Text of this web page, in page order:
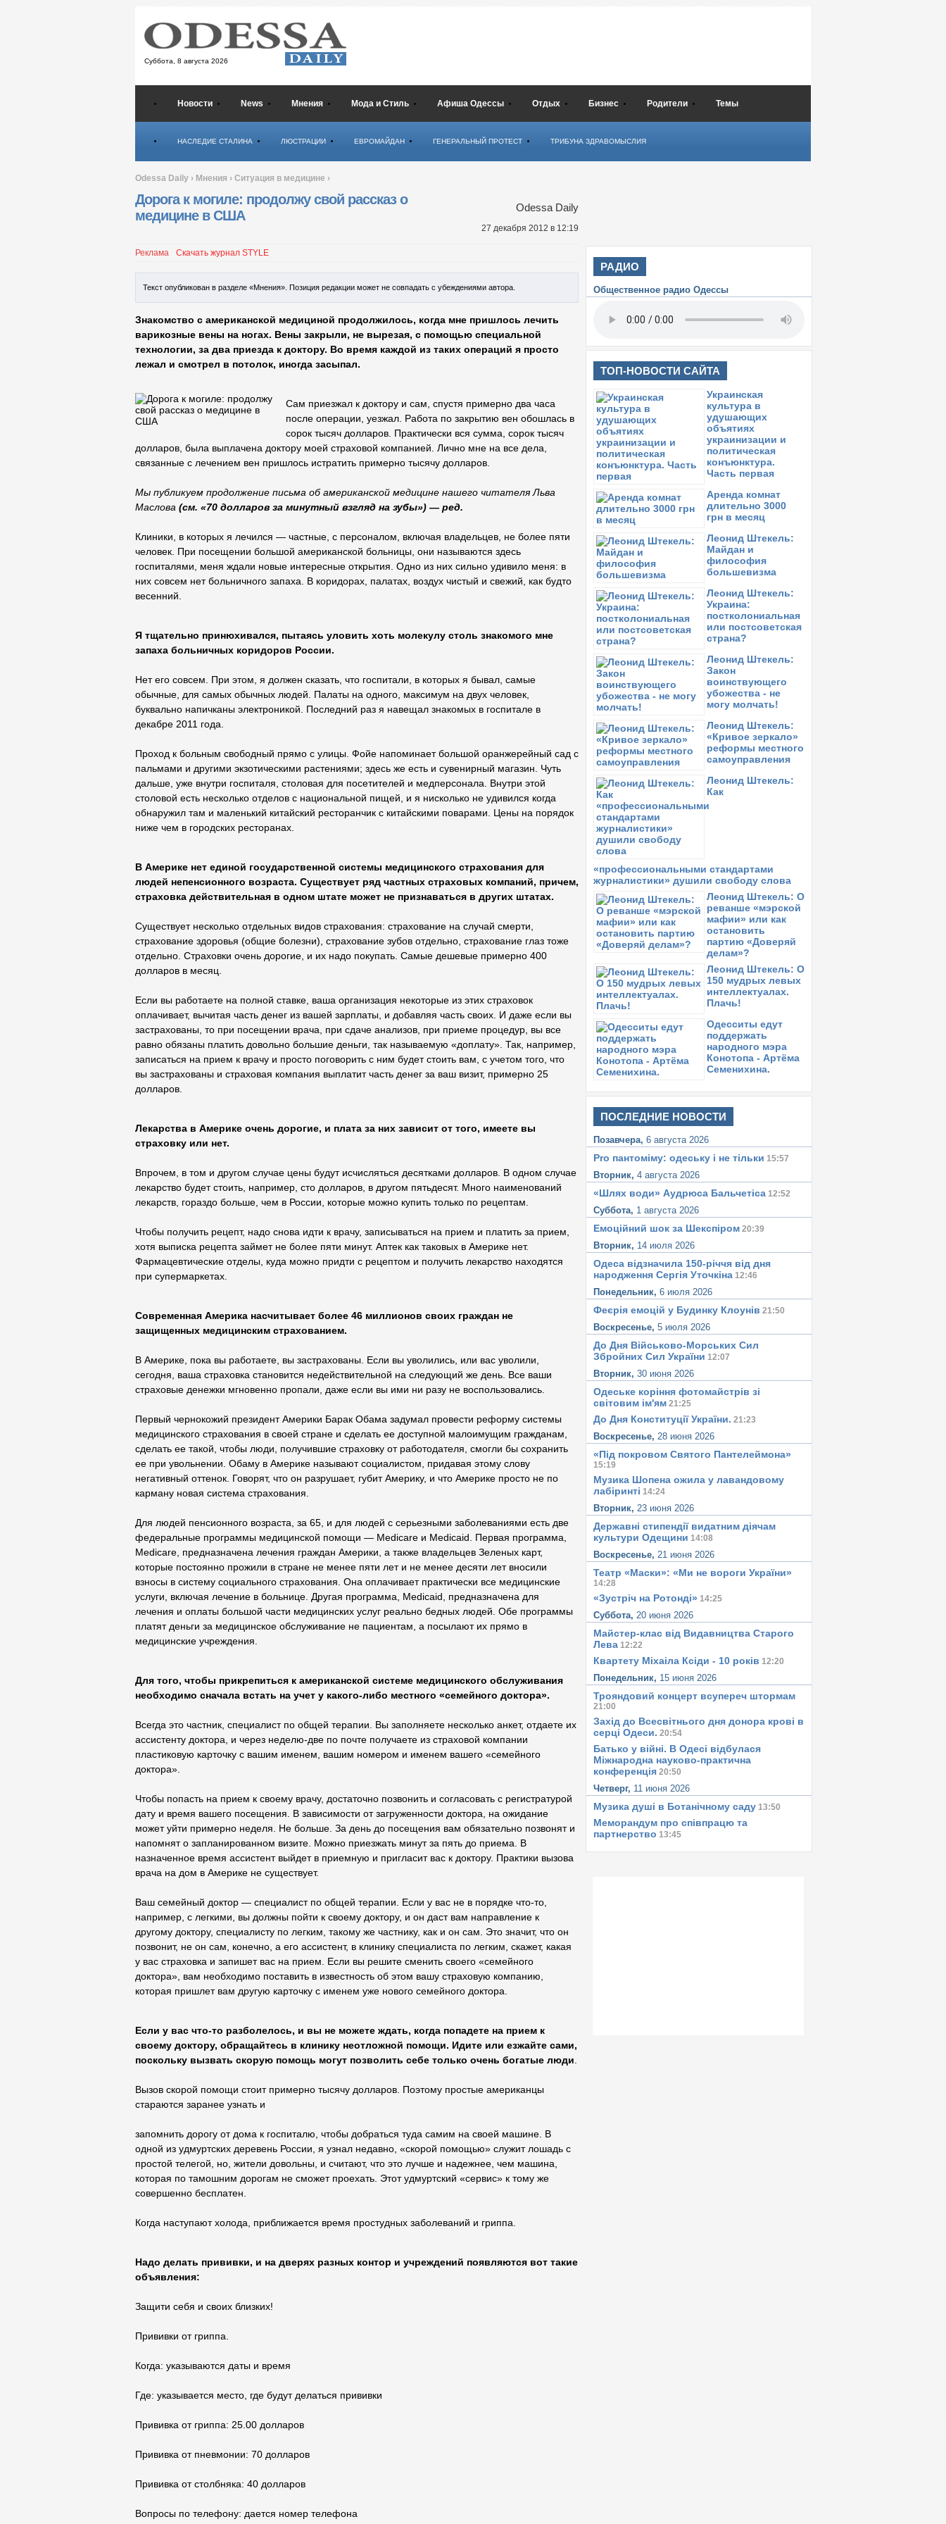
Суббота, 8 августа 2026
Новости News Мнения Мода и Стиль Афиша Одессы Отдых Бизнес Родители Темы
НАСЛЕДИЕ СТАЛИНА ЛЮСТРАЦИИ ЕВРОМАЙДАН ГЕНЕРАЛЬНЫЙ ПРОТЕСТ ТРИБУНА ЗДРАВОМЫСЛИЯ
Odessa Daily › Мнения › Ситуация в медицине ›
Дорога к могиле: продолжу свой рассказ о
медицине в США
Odessa Daily
27 декабря 2012 в 12:19
Реклама Скачать журнал STYLE
Текст опубликован в разделе «Мнения». Позиция редакции может не совпадать с убеждениями автора.
Знакомство с американской медициной продолжилось, когда мне пришлось лечить
варикозные вены на ногах. Вены закрыли, не вырезая, с помощью специальной
технологии, за два приезда к доктору. Во время каждой из таких операций я просто
лежал и смотрел в потолок, иногда засыпал.
Сам приезжал к доктору и сам, спустя примерно два часа
после операции, уезжал. Работа по закрытию вен обошлась в
сорок тысяч долларов. Практически вся сумма, сорок тысяч
долларов, была выплачена доктору моей страховой компанией. Лично мне на все дела,
связанные с лечением вен пришлось истратить примерно тысячу долларов.
Мы публикуем продолжение письма об американской медицине нашего читателя Льва
Маслова (см. «70 долларов за минутный взгляд на зубы») — ред.
Клиники, в которых я лечился — частные, с персоналом, включая владельцев, не более пяти
человек. При посещении большой американской больницы, они называются здесь
госпиталями, меня ждали новые интересные открытия. Одно из них сильно удивило меня: в
них совсем нет больничного запаха. В коридорах, палатах, воздух чистый и свежий, как будто
весенний.
Я тщательно принюхивался, пытаясь уловить хоть молекулу столь знакомого мне
запаха больничных коридоров России.
Нет его совсем. При этом, я должен сказать, что госпитали, в которых я бывал, самые
обычные, для самых обычных людей. Палаты на одного, максимум на двух человек,
буквально напичканы электроникой. Последний раз я навещал знакомых в госпитале в
декабре 2011 года.
Проход к больным свободный прямо с улицы. Фойе напоминает большой оранжерейный сад с
пальмами и другими экзотическими растениями; здесь же есть и сувенирный магазин. Чуть
дальше, уже внутри госпиталя, столовая для посетителей и медперсонала. Внутри этой
столовой есть несколько отделов с национальной пищей, и я нисколько не удивился когда
обнаружил там и маленький китайский ресторанчик с китайскими поварами. Цены на порядок
ниже чем в городских ресторанах.
В Америке нет единой государственной системы медицинского страхования для
людей непенсионного возраста. Существует ряд частных страховых компаний, причем,
страховка действительная в одном штате может не признаваться в других штатах.
Существует несколько отдельных видов страхования: страхование на случай смерти,
страхование здоровья (общие болезни), страхование зубов отдельно, страхование глаз тоже
отдельно. Страховки очень дорогие, и их надо покупать. Самые дешевые примерно 400
долларов в месяц.
Если вы работаете на полной ставке, ваша организация некоторые из этих страховок
оплачивает, вычитая часть денег из вашей зарплаты, и добавляя часть своих. И даже если вы
застрахованы, то при посещении врача, при сдаче анализов, при приеме процедур, вы все
равно обязаны платить довольно большие деньги, так называемую «доплату». Так, например,
записаться на прием к врачу и просто поговорить с ним будет стоить вам, с учетом того, что
вы застрахованы и страховая компания выплатит часть денег за ваш визит, примерно 25
долларов.
Лекарства в Америке очень дорогие, и плата за них зависит от того, имеете вы
страховку или нет.
Впрочем, в том и другом случае цены будут исчисляться десятками долларов. В одном случае
лекарство будет стоить, например, сто долларов, в другом пятьдесят. Много наименований
лекарств, гораздо больше, чем в России, которые можно купить только по рецептам.
Чтобы получить рецепт, надо снова идти к врачу, записываться на прием и платить за прием,
хотя выписка рецепта займет не более пяти минут. Аптек как таковых в Америке нет.
Фармацевтические отделы, куда можно придти с рецептом и получить лекарство находятся
при супермаркетах.
Современная Америка насчитывает более 46 миллионов своих граждан не
защищенных медицинским страхованием.
В Америке, пока вы работаете, вы застрахованы. Если вы уволились, или вас уволили,
сегодня, ваша страховка становится недействительной на следующий же день. Все ваши
страховые денежки мгновенно пропали, даже если вы ими ни разу не воспользовались.
Первый чернокожий президент Америки Барак Обама задумал провести реформу системы
медицинского страхования в своей стране и сделать ее доступной малоимущим гражданам,
сделать ее такой, чтобы люди, получившие страховку от работодателя, смогли бы сохранить
ее при увольнении. Обаму в Америке называют социалистом, придавая этому слову
негативный оттенок. Говорят, что он разрушает, губит Америку, и что Америке просто не по
карману новая система страхования.
Для людей пенсионного возраста, за 65, и для людей с серьезными заболеваниями есть две
федеральные программы медицинской помощи — Medicare и Medicaid. Первая программа,
Medicare, предназначена лечения граждан Америки, а также владельцев Зеленых карт,
которые постоянно прожили в стране не менее пяти лет и не менее десяти лет вносили
взносы в систему социального страхования. Она оплачивает практически все медицинские
услуги, включая лечение в больнице. Другая программа, Medicaid, предназначена для
лечения и оплаты большой части медицинских услуг реально бедных людей. Обе программы
платят деньги за медицинское обслуживание не пациентам, а посылают их прямо в
медицинские учреждения.
Для того, чтобы прикрепиться к американской системе медицинского обслуживания
необходимо сначала встать на учет у какого-либо местного «семейного доктора».
Всегда это частник, специалист по общей терапии. Вы заполняете несколько анкет, отдаете их
ассистенту доктора, и через неделю-две по почте получаете из страховой компании
пластиковую карточку с вашим именем, вашим номером и именем вашего «семейного
доктора».
Чтобы попасть на прием к своему врачу, достаточно позвонить и согласовать с регистратурой
дату и время вашего посещения. В зависимости от загруженности доктора, на ожидание
может уйти примерно неделя. Не больше. За день до посещения вам обязательно позвонят и
напомнят о запланированном визите. Можно приезжать минут за пять до приема. В
назначенное время ассистент выйдет в приемную и пригласит вас к доктору. Практики вызова
врача на дом в Америке не существует.
Ваш семейный доктор — специалист по общей терапии. Если у вас не в порядке что-то,
например, с легкими, вы должны пойти к своему доктору, и он даст вам направление к
другому доктору, специалисту по легким, такому же частнику, как и он сам. Это значит, что он
позвонит, не он сам, конечно, а его ассистент, в клинику специалиста по легким, скажет, какая
у вас страховка и запишет вас на прием. Если вы решите сменить своего «семейного
доктора», вам необходимо поставить в известность об этом вашу страховую компанию,
которая пришлет вам другую карточку с именем уже нового семейного доктора.
Если у вас что-то разболелось, и вы не можете ждать, когда попадете на прием к
своему доктору, обращайтесь в клинику неотложной помощи. Идите или езжайте сами,
поскольку вызвать скорую помощь могут позволить себе только очень богатые люди.
Вызов скорой помощи стоит примерно тысячу долларов. Поэтому простые американцы
стараются заранее узнать и
запомнить дорогу от дома к госпиталю, чтобы добраться туда самим на своей машине. В
одной из удмуртских деревень России, я узнал недавно, «скорой помощью» служит лошадь с
простой телегой, но, жители довольны, и считают, что это лучше и надежнее, чем машина,
которая по тамошним дорогам не сможет проехать. Этот удмуртский «сервис» к тому же
совершенно бесплатен.
Когда наступают холода, приближается время простудных заболеваний и гриппа.
Надо делать прививки, и на дверях разных контор и учреждений появляются вот такие
объявления:
Защити себя и своих близких!
Прививки от гриппа.
Когда: указываются даты и время
Где: указывается место, где будут делаться прививки
Прививка от гриппа: 25.00 долларов
Прививка от пневмонии: 70 долларов
Прививка от столбняка: 40 долларов
Вопросы по телефону: дается номер телефона
РАДИО
Общественное радио Одессы
ТОП-НОВОСТИ САЙТА
Украинская
культура в
удушающих
объятиях
украинизации и
политическая
конъюнктура.
Часть первая
Аренда комнат
длительно 3000
грн в месяц
Леонид Штекель:
Майдан и
философия
большевизма
Леонид Штекель:
Украина:
постколониальная
или постсоветская
страна?
Леонид Штекель:
Закон
воинствующего
убожества - не
могу молчать!
Леонид Штекель:
«Кривое зеркало»
реформы местного
самоуправления
Леонид Штекель:
Как
«профессиональными стандартами
журналистики» душили свободу слова
Леонид Штекель: О
реванше «мэрской
мафии» или как
остановить
партию «Доверяй
делам»?
Леонид Штекель: О
150 мудрых левых
интеллектуалах.
Плачь!
Одесситы едут
поддержать
народного мэра
Конотопа - Артёма
Семенихина.
ПОСЛЕДНИЕ НОВОСТИ
Позавчера, 6 августа 2026
Pro пантоміму: одеську i не тiльки 15:57
Вторник, 4 августа 2026
«Шлях води» Аудрюса Бальчетiса 12:52
Суббота, 1 августа 2026
Емоційний шок за Шекспіром 20:39
Вторник, 14 июля 2026
Одеса відзначила 150-річчя від дня
народження Сергія Уточкіна 12:46
Понедельник, 6 июля 2026
Феєрія емоцій у Будинку Клоунів 21:50
Воскресенье, 5 июля 2026
До Дня Військово-Морських Сил
Збройних Сил України 12:07
Вторник, 30 июня 2026
Одеське корiння фотомайстрiв зі
світовим iм'ям 21:25
До Дня Конституцiї України. 21:23
Воскресенье, 28 июня 2026
«Під покровом Святого Пантелеймона»
15:19
Музика Шопена ожила у лавандовому
лабіринтi 14:24
Вторник, 23 июня 2026
Державні стипендії видатним діячам
культури Одещини 14:08
Воскресенье, 21 июня 2026
Театр «Маски»: «Ми не вороги України»
14:28
«Зустріч на Ротонді» 14:25
Суббота, 20 июня 2026
Майстер-клас від Видавництва Старого
Лева 12:22
Квартету Міхаіла Ксіди - 10 років 12:20
Понедельник, 15 июня 2026
Трояндовий концерт всупереч штормам
21:00
Захід до Всесвітнього дня донора крові в
серці Одеси. 20:54
Батько у вiйнi. В Одесi вiдбулася
Міжнародна науково-практична
конференція 20:50
Четверг, 11 июня 2026
Музика душi в Ботанiчному саду 13:50
Меморандум про співпрацю та
партнерство 13:45